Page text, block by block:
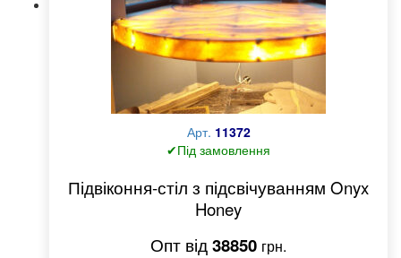
Арт. 11372
✔Під замовлення
Підвіконня-стіл з підсвічуванням Onyx
Honey
38850 грн.